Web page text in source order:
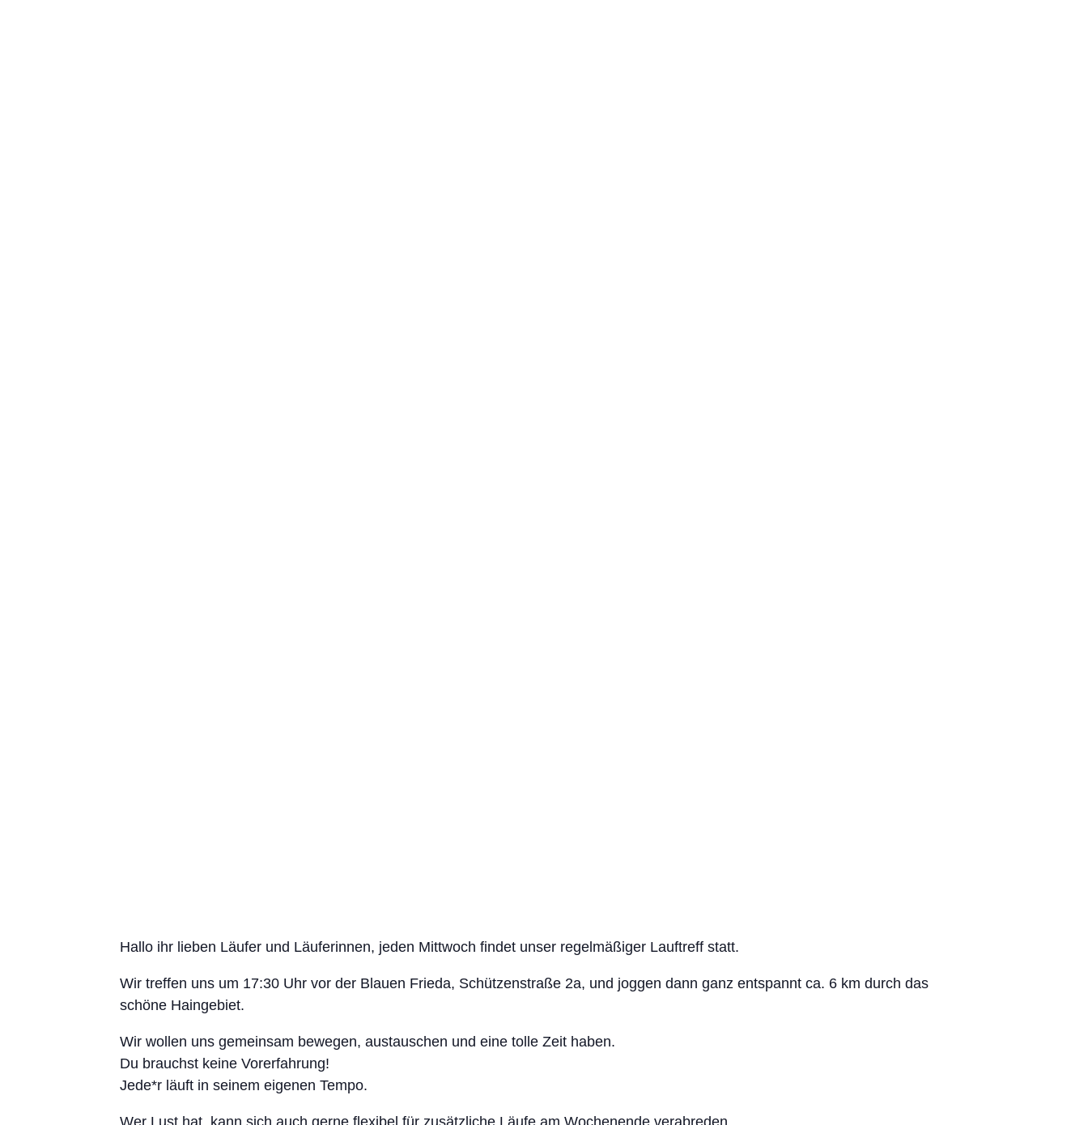
Hallo ihr lieben Läufer und Läuferinnen, jeden Mittwoch findet unser regelmäßiger Lauftreff statt.
Wir treffen uns um 17:30 Uhr vor der Blauen Frieda, Schützenstraße 2a, und joggen dann ganz entspannt ca. 6 km durch das
schöne Haingebiet.
Wir wollen uns gemeinsam bewegen, austauschen und eine tolle Zeit haben.
Du brauchst keine Vorerfahrung!
Jede*r läuft in seinem eigenen Tempo.
Wer Lust hat, kann sich auch gerne flexibel für zusätzliche Läufe am Wochenende verabreden.